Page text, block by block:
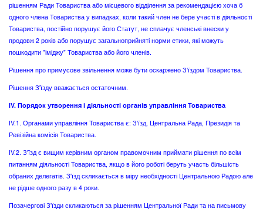
рішенням Ради Товариства або місцевого відділення за рекомендацією хоча б
одного члена Товариства у випадках, коли такий член не бере участі в діяльності
Товариства, постійно порушує його Статут, не сплачує членські внески у
продовж 2 років або порушує загальноприйняті норми етики, які можуть
пошкодити "іміджу" Товариства або його членів.
Рішення про примусове звільнення може бути оскаржено З'їздом Товариства.
Рішення З'їзду вважається остаточним.
IV. Порядок утворення і діяльності органів управління Товариства
IV.1. Органами управління Товариства є: З'їзд, Центральна Рада, Президія та
Ревізійна комісія Товариства.
IV.2. З'їзд є вищим керівним органом правомочним приймати рішення по всім
питанням діяльності Товариства, якщо в його роботі беруть участь більшість
обраних делегатів. З'їзд скликається в міру необхідності Центральною Радою але
не рідше одного разу в 4 роки.
Позачергові З'їзди скликаються за рішенням Центральної Ради та на письмову